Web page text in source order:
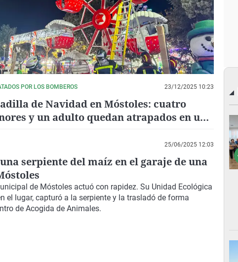
POR LOS BOMBEROS 23/12/2025 10:23
de Navidad en Móstoles: cuatro
y un adulto quedan atrapados en una
25/06/2025 12:03
serpiente del maíz en el garaje de una
de Móstoles actuó con rapidez. Su Unidad Ecológica
el lugar, capturó a la serpiente y la trasladó de forma
de Acogida de Animales.